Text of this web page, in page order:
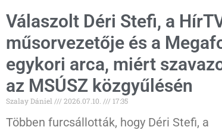
Válaszolt Déri Stefi, a
műsorvezetője és a
egykori arca, miért
az MSÚSZ közgyűlésén
Szalay Dániel 2026.07.10. 17:35
Többen furcsállották, hogy Déri Stefi, a